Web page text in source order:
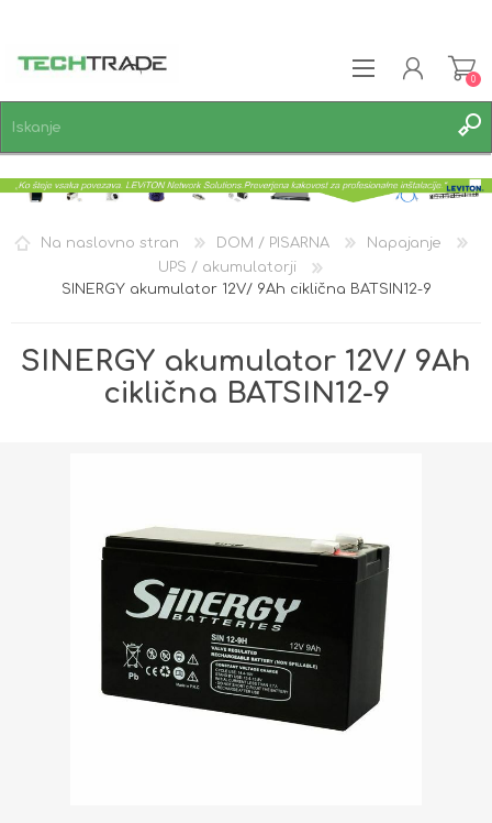
PRIJAVA
0
Na naslovno stran DOM / PISARNA
Napajanje
UPS / akumulatorji
SINERGY akumulator 12V/ 9Ah ciklična BATSIN12-9
SINERGY akumulator 12V/ 9Ah
ciklična BATSIN12-9